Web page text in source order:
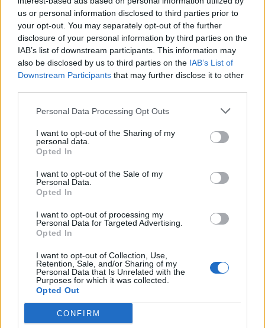
us or personal information disclosed to third parties prior to
your opt-out. You may separately opt-out of the further
disclosure of your personal information by third parties on the
IAB’s list of downstream participants. This information may
also be disclosed by us to third parties on the IAB’s List of
Downstream Participants that may further disclose it to other
Personal Data Processing Opt Outs
I want to opt-out of the Sharing of my
personal data.
Opted In
I want to opt-out of the Sale of my
Personal Data.
Opted In
I want to opt-out of processing my
Personal Data for Targeted Advertising.
Opted In
I want to opt-out of Collection, Use,
Retention, Sale, and/or Sharing of my
Personal Data that Is Unrelated with the
Purposes for which it was collected.
Opted Out
CONFIRM
ESG Report 2025: Πώς η ΑΒ Βασιλόπουλος μετατρέπει τη
βιωσιμότητα σε καθημερινή πράξη
Stoiximan: «Πού ήσουν;» στις μεγάλες στιγμές του Ολυμπιακού
ΠΕΡΙΣΣΌΤΕΡΑ ΣΕ ΑΥΤΉ ΤΗΝ ΚΑΤΗΓΟΡΊΑ
κατηγορεί τις ΗΠΑ και το
Ισραήλ ότι επιδιώκουν να
σπείρουν τη διχόνοια στη
04/06/2026 - 14:00
εγκαίνια του μουσείου για
τον Μπαράκ Ομπάμπα στο
Σικάγο